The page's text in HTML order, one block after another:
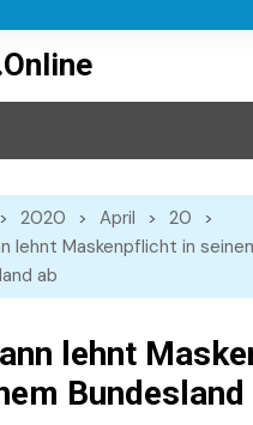
2020 April
20
lehnt Maskenpflicht in
ab
lehnt
Bundesland